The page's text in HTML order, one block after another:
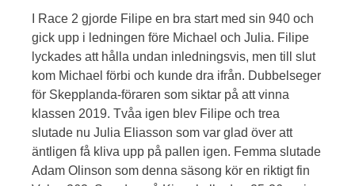
I Race 2 gjorde Filipe en bra start med sin 940 och
gick upp i ledningen före Michael och Julia. Filipe
lyckades att hålla undan inledningsvis, men till slut
kom Michael förbi och kunde dra ifrån. Dubbelseger
för Skepplanda-föraren som siktar på att vinna
klassen 2019. Tvåa igen blev Filipe och trea
slutade nu Julia Eliasson som var glad över att
äntligen få kliva upp på pallen igen. Femma slutade
Adam Olinson som denna säsong kör en riktigt fin